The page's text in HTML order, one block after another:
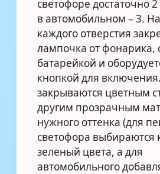
светофоре достаточно
в автомобильном – 3.
каждого отверстия
лампочка от фонарика,
батарейкой и
кнопкой для
закрываются цветным
другим прозрачным
нужного оттенка (для
светофора выбираются
зеленый цвета, а для
автомобильного